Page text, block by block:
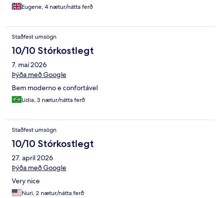
Eugene, 4 nætur/nátta ferð
Staðfest umsögn
10/10 Stórkostlegt
7. maí 2026
Þýða með Google
Bem moderno e confortável
Lidia, 3 nætur/nátta ferð
Staðfest umsögn
10/10 Stórkostlegt
27. apríl 2026
Þýða með Google
Very nice
Nuri, 2 nætur/nátta ferð